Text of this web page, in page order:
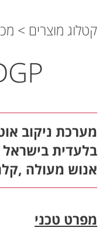
קטלוג מוצרים >
בלעדית
אנוש מעולה
מפרט טכני